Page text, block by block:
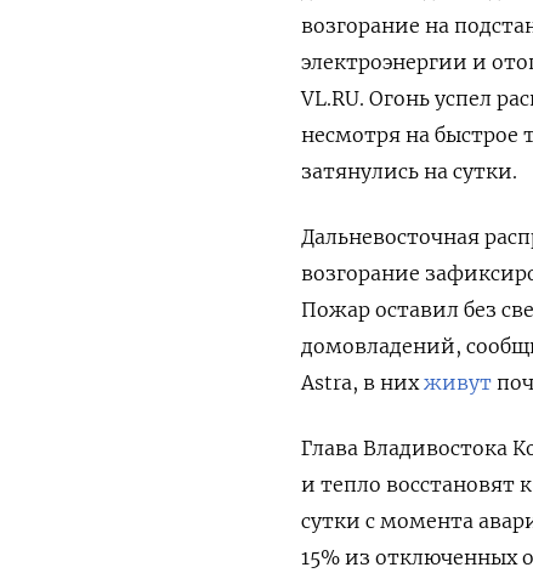
возгорание на
электроэнергии и
VL.RU. Огонь успел
несмотря на быстрое
затянулись на сутки.
Дальневосточная
возгорание
Пожар оставил без
домовладений,
Astra, в нихживут
Глава Владивостока
и тепло восстановят
сутки с момента
15% из отключенных